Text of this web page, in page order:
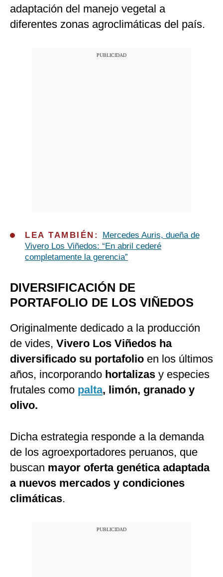
adaptación del manejo vegetal a
diferentes zonas agroclimáticas del país.
LEA TAMBIÉN:
Mercedes Auris, dueña de
Vivero Los Viñedos: “En abril cederé
completamente la gerencia”
DIVERSIFICACIÓN DE
PORTAFOLIO DE LOS VIÑEDOS
Originalmente dedicado a la producción
de vides, Vivero Los Viñedos ha
diversificado su portafolio en los últimos
años, incorporando hortalizas y especies
frutales como palta, limón, granado y
olivo.
Dicha estrategia responde a la demanda
de los agroexportadores peruanos, que
buscan mayor oferta genética adaptada
a nuevos mercados y condiciones
climáticas.